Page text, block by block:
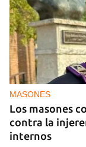
MÚSICA
Un público
censura en un
MASONES
Los masones
contra la
internos